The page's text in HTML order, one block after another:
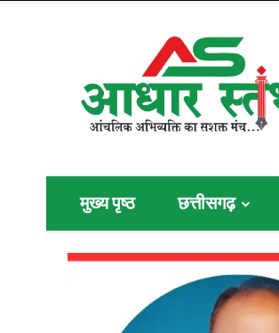
मुख्य पृष्ठ छत्तीसगढ़